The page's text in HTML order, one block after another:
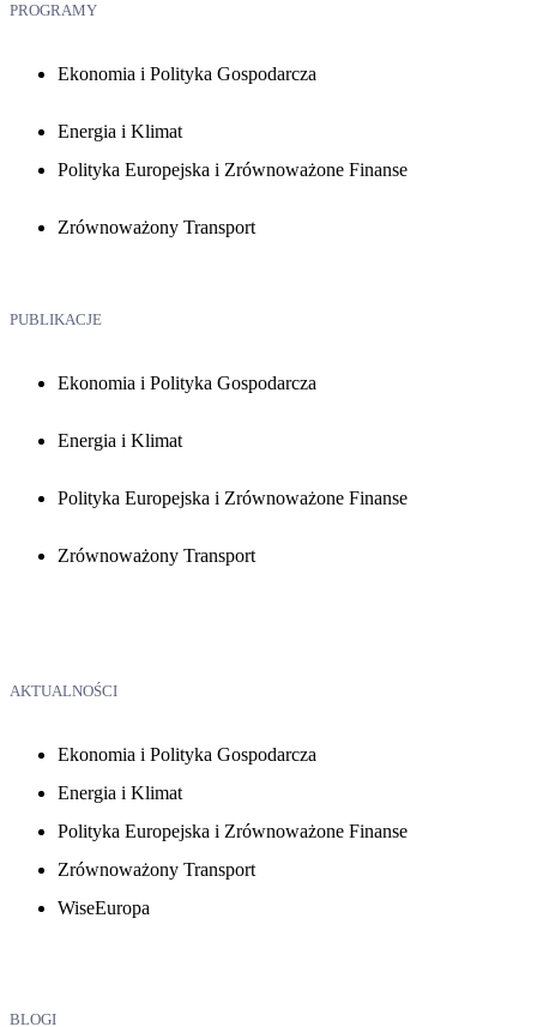
PROGRAMY
Ekonomia i Polityka Gospodarcza
Energia i Klimat
Polityka Europejska i Zrównoważone Finanse
Zrównoważony Transport
PUBLIKACJE
Ekonomia i Polityka Gospodarcza
Energia i Klimat
Polityka Europejska i Zrównoważone Finanse
Zrównoważony Transport
AKTUALNOŚCI
Ekonomia i Polityka Gospodarcza
Energia i Klimat
Polityka Europejska i Zrównoważone Finanse
Zrównoważony Transport
WiseEuropa
BLOGI